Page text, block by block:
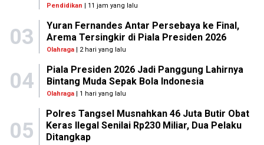
Pendidikan | 11 jam yang lalu
03
Yuran Fernandes Antar Persebaya ke Final,
Arema Tersingkir di Piala Presiden 2026
Olahraga| 2 hari yang lalu
04
Piala Presiden 2026 Jadi Panggung Lahirnya
Bintang Muda Sepak Bola Indonesia
Olahraga| 1 hari yang lalu
05
Polres Tangsel Musnahkan 46 Juta Butir Obat
Keras Ilegal Senilai Rp230 Miliar, Dua Pelaku
Ditangkap